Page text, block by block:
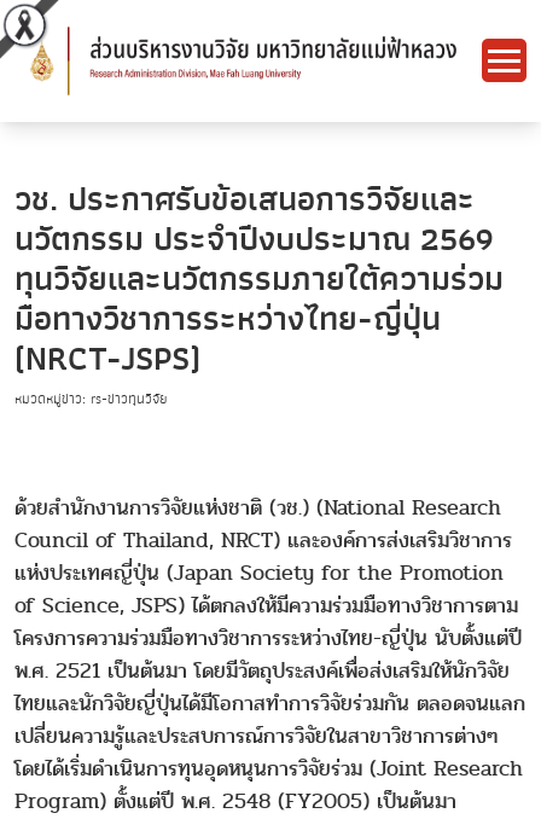
วช. ประกาศรับข้อเสนอการวิจัยและ
นวัตกรรม ประจำปีงบประมาณ 2569
ทุนวิจัยและนวัตกรรมภายใต้ความร่วม
มือทางวิชาการระหว่างไทย-ญี่ปุ่น
(NRCT-JSPS)
หมวดหมู่ข่าว: rs-ข่าวทุนวิจัย
ด้วยสำนักงานการวิจัยแห่งชาติ (วช.) (National Research
Council of Thailand, NRCT) และองค์การส่งเสริมวิชาการ
แห่งประเทศญี่ปุ่น (Japan Society for the Promotion
of Science, JSPS) ได้ตกลงให้มีความร่วมมือทางวิชาการตาม
โครงการความร่วมมือทางวิชาการระหว่างไทย-ญี่ปุ่น นับตั้งแต่ปี
พ.ศ. 2521 เป็นต้นมา โดยมีวัตถุประสงค์เพื่อส่งเสริมให้นักวิจัย
ไทยและนักวิจัยญี่ปุ่นได้มีโอกาสทำการวิจัยร่วมกัน ตลอดจนแลก
เปลี่ยนความรู้และประสบการณ์การวิจัยในสาขาวิชาการต่างๆ
โดยได้เริ่มดำเนินการทุนอุดหนุนการวิจัยร่วม (Joint Research
Program) ตั้งแต่ปี พ.ศ. 2548 (FY2005) เป็นต้นมา